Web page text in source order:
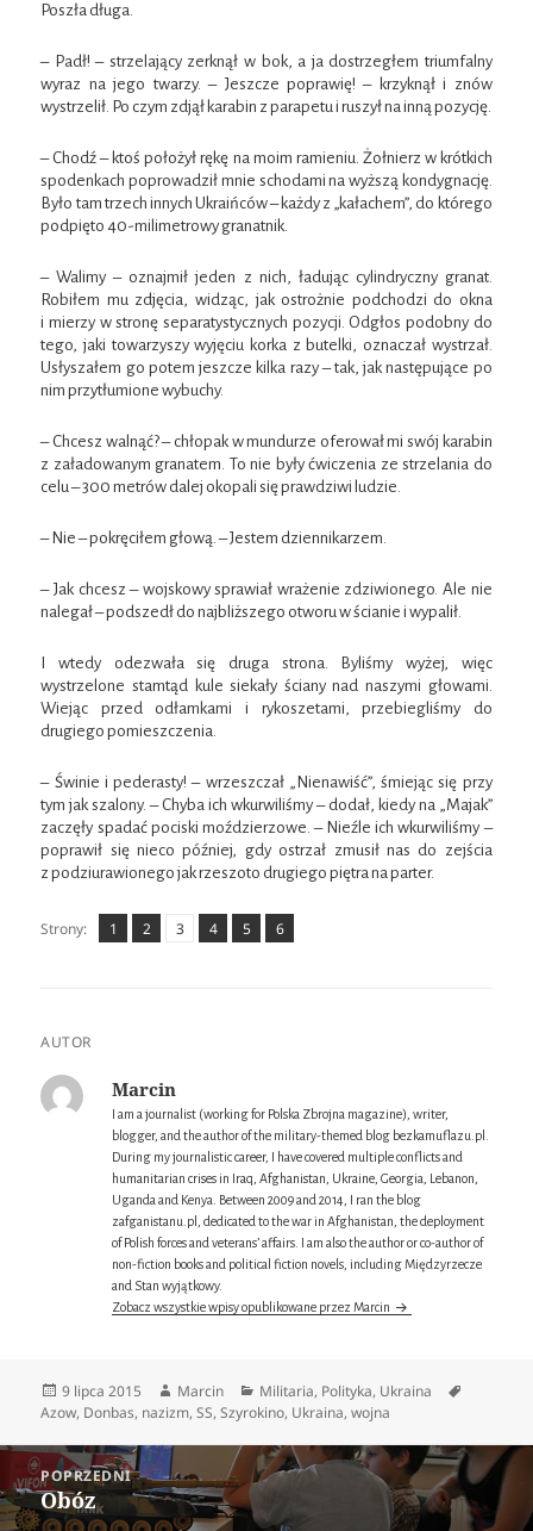
Poszła długa.
– Padł! – strzelający zerknął w bok, a ja dostrzegłem triumfalny
wyraz na jego twarzy. – Jeszcze poprawię! – krzyknął i znów
wystrzelił. Po czym zdjął karabin z parapetu i ruszył na inną pozycję.
– Chodź – ktoś położył rękę na moim ramieniu. Żołnierz w krótkich
spodenkach poprowadził mnie schodami na wyższą kondygnację.
Było tam trzech innych Ukraińców – każdy z „kałachem”, do którego
podpięto 40-milimetrowy granatnik.
– Walimy – oznajmił jeden z nich, ładując cylindryczny granat.
Robiłem mu zdjęcia, widząc, jak ostrożnie podchodzi do okna
i mierzy w stronę separatystycznych pozycji. Odgłos podobny do
tego, jaki towarzyszy wyjęciu korka z butelki, oznaczał wystrzał.
Usłyszałem go potem jeszcze kilka razy – tak, jak następujące po
nim przytłumione wybuchy.
– Chcesz walnąć? – chłopak w mundurze oferował mi swój karabin
z załadowanym granatem. To nie były ćwiczenia ze strzelania do
celu – 300 metrów dalej okopali się prawdziwi ludzie.
– Nie – pokręciłem głową. – Jestem dziennikarzem.
– Jak chcesz – wojskowy sprawiał wrażenie zdziwionego. Ale nie
nalegał – podszedł do najbliższego otworu w ścianie i wypalił.
I wtedy odezwała się druga strona. Byliśmy wyżej, więc
wystrzelone stamtąd kule siekały ściany nad naszymi głowami.
Wiejąc przed odłamkami i rykoszetami, przebiegliśmy do
drugiego pomieszczenia.
– Świnie i pederasty! – wrzeszczał „Nienawiść”, śmiejąc się przy
tym jak szalony. – Chyba ich wkurwiliśmy – dodał, kiedy na „Majak”
zaczęły spadać pociski moździerzowe. – Nieźle ich wkurwiliśmy –
poprawił się nieco później, gdy ostrzał zmusił nas do zejścia
z podziurawionego jak rzeszoto drugiego piętra na parter.
Strony: Strona
1 ,
Strona
2 ,
Strona
3 ,
Strona
4 ,
Strona
5 ,
Strona
6
AUTOR
Marcin
I am a journalist (working for Polska Zbrojna magazine), writer,
blogger, and the author of the military-themed blog bezkamuflazu.pl.
During my journalistic career, I have covered multiple conflicts and
humanitarian crises in Iraq, Afghanistan, Ukraine, Georgia, Lebanon,
Uganda and Kenya. Between 2009 and 2014, I ran the blog
zafganistanu.pl, dedicated to the war in Afghanistan, the deployment
of Polish forces and veterans’ affairs. I am also the author or co-author of
non-fiction books and political fiction novels, including Międzyrzecze
and Stan wyjątkowy.
Zobacz wszystkie wpisy opublikowane przez Marcin
Data
publikacji
9 lipca 2015 Autor
Marcin Kategorie
Militaria, Polityka, Ukraina
Azow, Donbas, nazizm,SS,Szyrokino, Ukraina,wojna
Nawigacja
wpisuPOPRZEDNI
Poprzedni
Obóz